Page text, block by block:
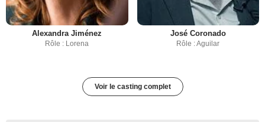
Alexandra Jiménez
Rôle : Lorena
José Coronado
Rôle : Aguilar
Voir le casting complet